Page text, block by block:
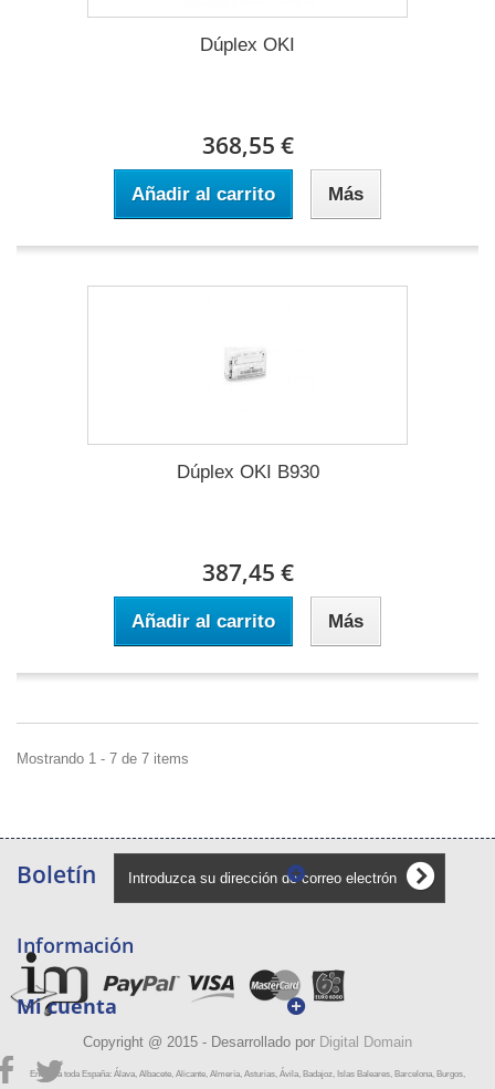
Dúplex OKI
368,55 €
Añadir al carrito Más
Dúplex OKI B930
387,45 €
Añadir al carrito Más
Mostrando 1 - 7 de 7 items
Boletín
Información
Mi cuenta
Copyright @ 2015 - Desarrollado por Digital Domain
Envíos a toda España: Álava, Albacete, Alicante, Almería, Asturias, Ávila, Badajoz, Islas Baleares, Barcelona, Burgos,